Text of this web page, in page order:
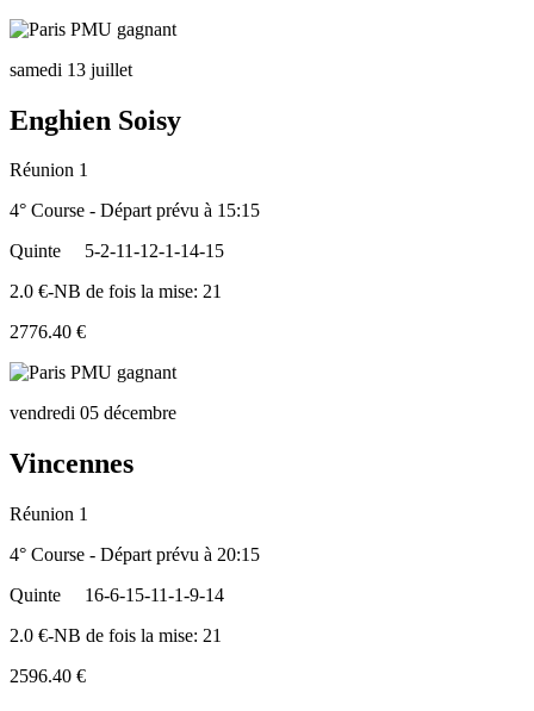
samedi 13 juillet
Enghien Soisy
Réunion 1
4° Course - Départ prévu à 15:15
Quinte
5-2-11-12-1-14-15
2.0 €-NB de fois la mise: 21
2776.40 €
vendredi 05 décembre
Vincennes
Réunion 1
4° Course - Départ prévu à 20:15
Quinte
16-6-15-11-1-9-14
2.0 €-NB de fois la mise: 21
2596.40 €